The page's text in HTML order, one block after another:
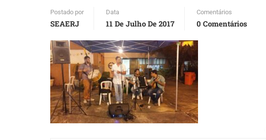
Postado por
SEAERJ
Data
11 De Julho De 2017
Comentários
0 Comentários